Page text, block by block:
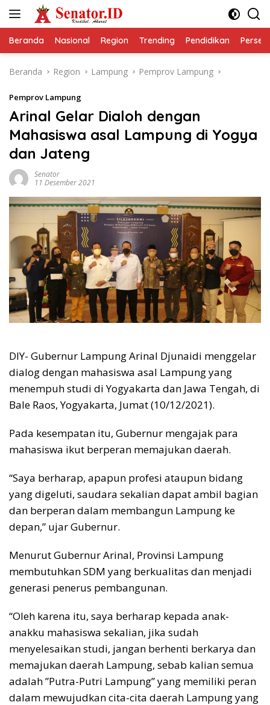
Beranda Nasional Region Trending Pendidikan
Beranda Region Lampung Pemprov Lampung
Pemprov Lampung
Arinal Gelar Dialoh dengan
Mahasiswa asal Lampung di Yogya
dan Jateng
Senator
11 Desember 2021
DIY- Gubernur Lampung Arinal Djunaidi menggelar
dialog dengan mahasiswa asal Lampung yang
menempuh studi di Yogyakarta dan Jawa Tengah, di
Bale Raos, Yogyakarta, Jumat (10/12/2021).
Pada kesempatan itu, Gubernur mengajak para
mahasiswa ikut berperan memajukan daerah.
“Saya berharap, apapun profesi ataupun bidang
yang digeluti, saudara sekalian dapat ambil bagian
dan berperan dalam membangun Lampung ke
depan,” ujar Gubernur.
Menurut Gubernur Arinal, Provinsi Lampung
membutuhkan SDM yang berkualitas dan menjadi
generasi penerus pembangunan.
“Oleh karena itu, saya berharap kepada anak-
anakku mahasiswa sekalian, jika sudah
menyelesaikan studi, jangan berhenti berkarya dan
memajukan daerah Lampung, sebab kalian semua
adalah ”Putra-Putri Lampung” yang memiliki peran
dalam mewujudkan cita-cita daerah Lampung yang